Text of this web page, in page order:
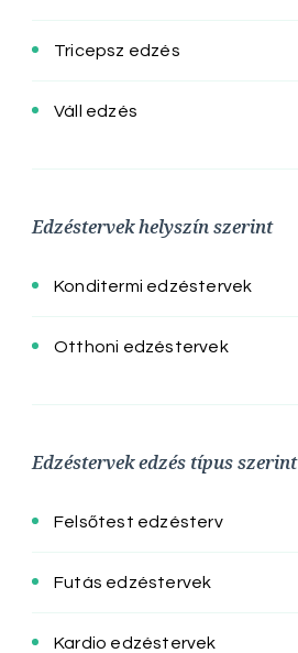
Tricepsz edzés
Váll edzés
Edzéstervek helyszín szerint
Konditermi edzéstervek
Otthoni edzéstervek
Edzéstervek edzés típus szerint
Felsőtest edzésterv
Futás edzéstervek
Kardio edzéstervek